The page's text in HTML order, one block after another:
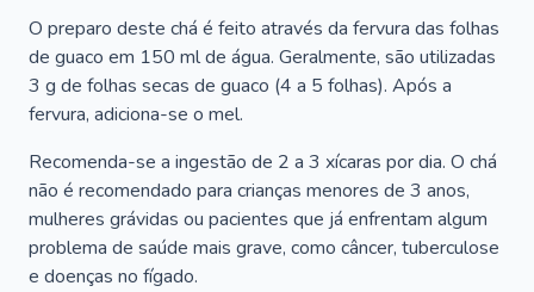
O preparo deste chá é feito através da fervura das folhas
de guaco em 150 ml de água. Geralmente, são utilizadas
3 g de folhas secas de guaco (4 a 5 folhas). Após a
fervura, adiciona-se o mel.
Recomenda-se a ingestão de 2 a 3 xícaras por dia. O chá
não é recomendado para crianças menores de 3 anos,
mulheres grávidas ou pacientes que já enfrentam algum
problema de saúde mais grave, como câncer, tuberculose
e doenças no fígado.